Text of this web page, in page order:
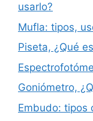
usarlo?
Mufla: tipos,
Piseta, ¿Qué
Goniómetro,
Embudo: tipos